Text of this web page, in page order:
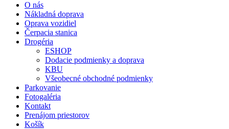
O nás
Nákladná doprava
Oprava vozidiel
Čerpacia stanica
Drogéria
ESHOP
Dodacie podmienky a doprava
KBU
Všeobecné obchodné podmienky
Parkovanie
Fotogaléria
Kontakt
Prenájom priestorov
Košík